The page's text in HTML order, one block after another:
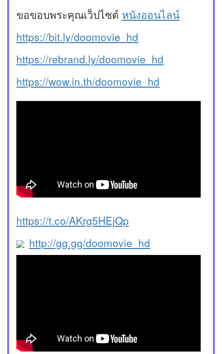
ขอขอบพระคุณเว็ปไซต์ หนังออนไลน์
https://bit.ly/doomovie_hd
https://rebrand.ly/doomovie_hd
https://wow.in.th/doomovie_hd
https://t.co/AKrg5HEjQp
http://gg.gg/doomovie_hd